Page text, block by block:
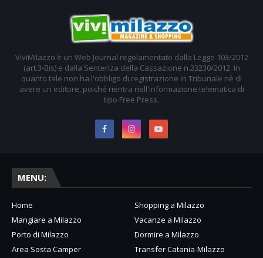
ViviMilazzo è un Web Journal regolamentato dalla Legge 103/2012
(art.3-Bis) e dalla Sentenza della Cassazione n.23230/2012. In
quanto tale non ha l'obbligo di registrazione in Tribunale nè di
avere un editore, poiché rientra nell'informazione telematica di
tipo Free Press.
MENU:
Home
Shopping a Milazzo
Mangiare a Milazzo
Vacanze a Milazzo
Porto di Milazzo
Dormire a Milazzo
Area Sosta Camper
Transfer Catania-Milazzo